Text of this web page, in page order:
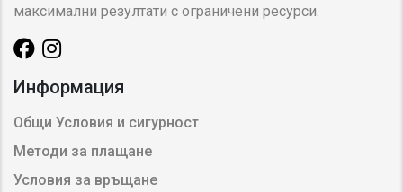
максимални резултати с ограничени ресурси.
Информация
Общи Условия и сигурност
Методи за плащане
Условия за връщане